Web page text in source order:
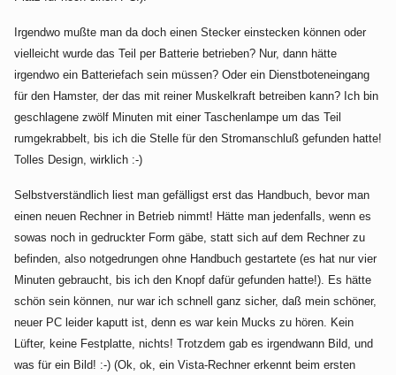
Irgendwo mußte man da doch einen Stecker einstecken können oder
vielleicht wurde das Teil per Batterie betrieben? Nur, dann hätte
irgendwo ein Batteriefach sein müssen? Oder ein Dienstboteneingang
für den Hamster, der das mit reiner Muskelkraft betreiben kann? Ich bin
geschlagene zwölf Minuten mit einer Taschenlampe um das Teil
rumgekrabbelt, bis ich die Stelle für den Stromanschluß gefunden hatte!
Tolles Design, wirklich :-)
Selbstverständlich liest man gefälligst erst das Handbuch, bevor man
einen neuen Rechner in Betrieb nimmt! Hätte man jedenfalls, wenn es
sowas noch in gedruckter Form gäbe, statt sich auf dem Rechner zu
befinden, also notgedrungen ohne Handbuch gestartete (es hat nur vier
Minuten gebraucht, bis ich den Knopf dafür gefunden hatte!). Es hätte
schön sein können, nur war ich schnell ganz sicher, daß mein schöner,
neuer PC leider kaputt ist, denn es war kein Mucks zu hören. Kein
Lüfter, keine Festplatte, nichts! Trotzdem gab es irgendwann Bild, und
was für ein Bild! :-) (Ok, ok, ein Vista-Rechner erkennt beim ersten